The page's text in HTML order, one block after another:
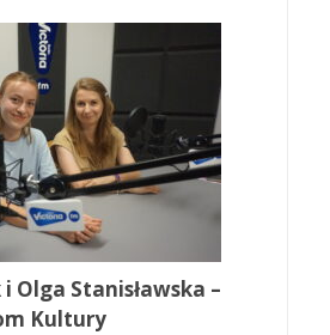
Olga Stanisławska –
Kultury